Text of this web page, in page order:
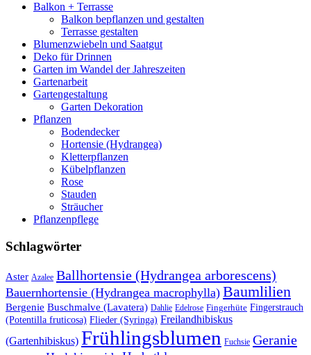
Balkon + Terrasse
Balkon bepflanzen und gestalten
Terrasse gestalten
Blumenzwiebeln und Saatgut
Deko für Drinnen
Garten im Wandel der Jahreszeiten
Gartenarbeit
Gartengestaltung
Garten Dekoration
Pflanzen
Bodendecker
Hortensie (Hydrangea)
Kletterpflanzen
Kübelpflanzen
Rose
Stauden
Sträucher
Pflanzenpflege
Schlagwörter
Aster Azalee Ballhortensie (Hydrangea arborescens)
Bauernhortensie (Hydrangea macrophylla) Baumlilien
Bergenie Buschmalve (Lavatera) Dahlie Edelrose Fingerhüte Fingerstrauch
(Potentilla fruticosa) Flieder (Syringa) Freilandhibiskus
(Gartenhibiskus) Frühlingsblumen Fuchsie Geranie